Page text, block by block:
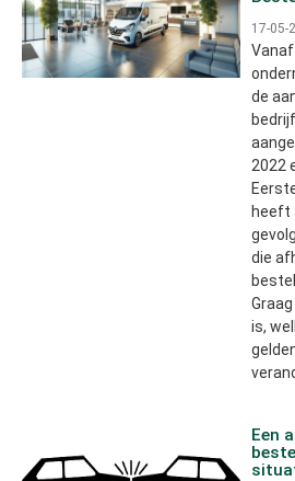
17-05-
de
2022
heeft
die
is,
Een